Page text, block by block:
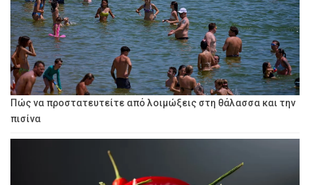
Πώς να προστατευτείτε από λοιμώξεις στη θάλασσα και την
πισίνα